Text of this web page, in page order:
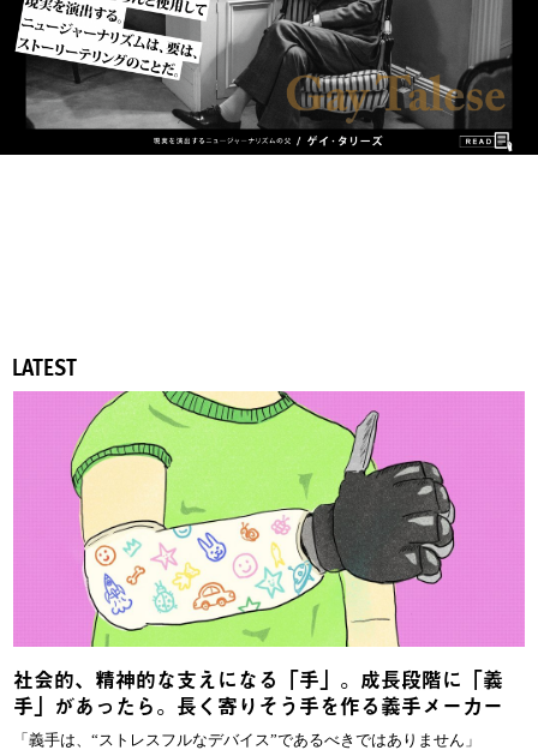
LATEST
社会的、精神的な支えになる「手」。成長段階に「義
手」があったら。長く寄りそう手を作る義手メーカー
「義手は、“ストレスフルなデバイス”であるべきではありません」